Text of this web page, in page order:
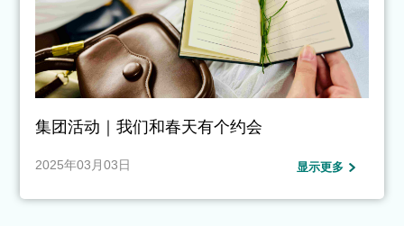
集团活动｜我们和春天有个约会
2025年03月03日 显示更多